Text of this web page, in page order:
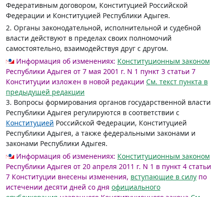
Федеративным договором, Конституцией Российской
Федерации и Конституцией Республики Адыгея.
2. Органы законодательной, исполнительной и судебной
власти действуют в пределах своих полномочий
самостоятельно, взаимодействуя друг с другом.
Информация об изменениях: Конституционным законом
Республики Адыгея от 7 мая 2001 г. N 1 пункт 3 статьи 7
Конституции изложен в новой редакции См. текст пункта в
предыдущей редакции
3. Вопросы формирования органов государственной власти
Республики Адыгея регулируются в соответствии с
Конституцией Российской Федерации, Конституцией
Республики Адыгея, а также федеральными законами и
законами Республики Адыгея.
Информация об изменениях: Конституционным законом
Республики Адыгея от 20 апреля 2011 г. N 1 в пункт 4 статьи
7 Конституции внесены изменения, вступающие в силу по
истечении десяти дней со дня официального